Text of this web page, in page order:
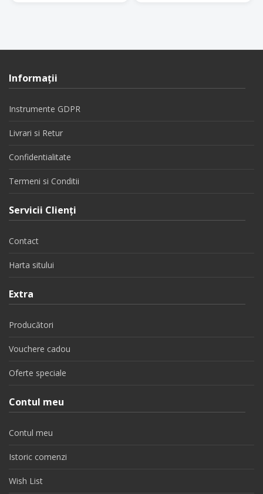
Informaţii
Instrumente GDPR
Livrari si Retur
Confidentialitate
Termeni si Conditii
Servicii Clienţi
Contact
Harta sitului
Extra
Producători
Vouchere cadou
Oferte speciale
Contul meu
Contul meu
Istoric comenzi
Wish List